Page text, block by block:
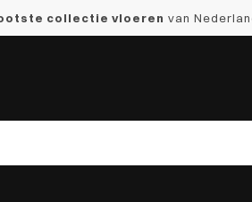
collectie vloeren van